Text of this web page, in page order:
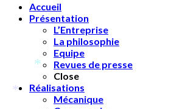
Accueil
Présentation
L’Entreprise
La philosophie
Equipe
Revues de presse
Close
Réalisations
Mécanique